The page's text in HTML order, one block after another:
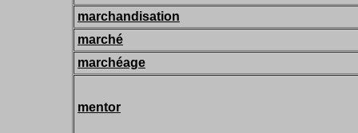
marchandisation
marché
marchéage
mentor